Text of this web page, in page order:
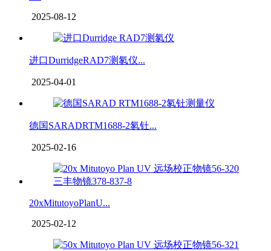
2025-08-12
进口DurridgeRAD7测氡仪...
2025-04-01
德国SARADRTM1688-2氡钍...
2025-02-16
20xMitutoyoPlanU...
2025-02-12